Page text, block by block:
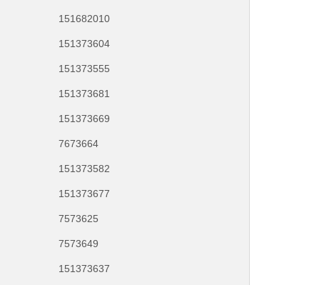
151682010
151373604
151373555
151373681
151373669
7673664
151373582
151373677
7573625
7573649
151373637